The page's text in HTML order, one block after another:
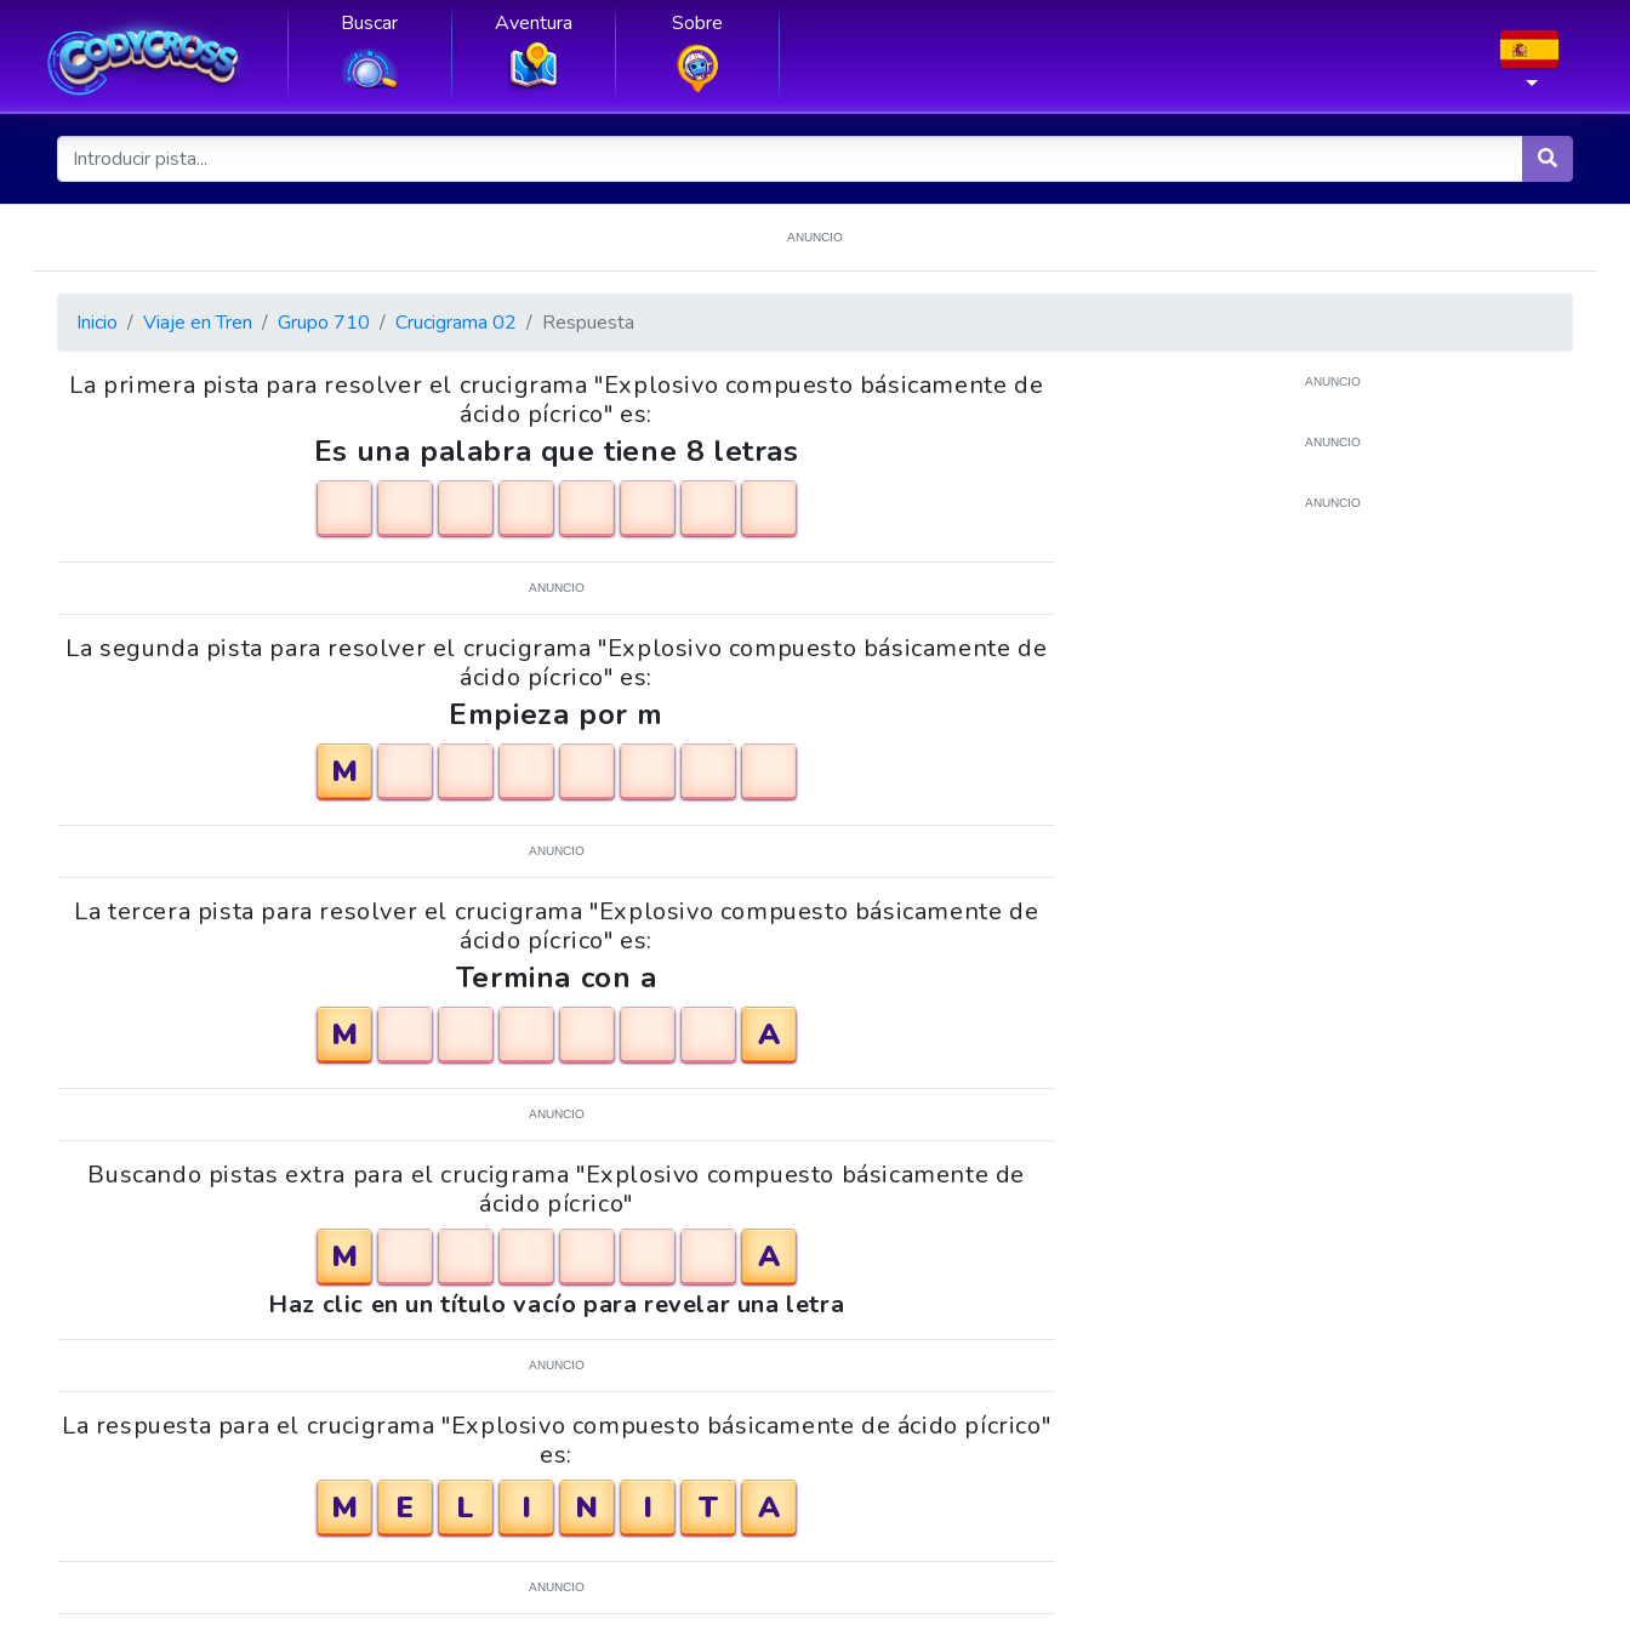
Buscar Aventura Sobre
ANUNCIO
Inicio Viaje en Tren Grupo 710 Crucigrama 02 Respuesta
La primera pista para resolver el crucigrama "Explosivo compuesto básicamente de
ácido pícrico" es:
Es una palabra que tiene 8 letras
ANUNCIO
La segunda pista para resolver el crucigrama "Explosivo compuesto básicamente de
ácido pícrico" es:
Empieza por m
M
ANUNCIO
La tercera pista para resolver el crucigrama "Explosivo compuesto básicamente de
ácido pícrico" es:
Termina con a
M
A
ANUNCIO
Buscando pistas extra para el crucigrama "Explosivo compuesto básicamente de
ácido pícrico"
M A
Haz clic en un título vacío para revelar una letra
ANUNCIO
La respuesta para el crucigrama "Explosivo compuesto básicamente de ácido pícrico"
es:
M E L I N I T A
ANUNCIO
ANUNCIO
ANUNCIO
ANUNCIO